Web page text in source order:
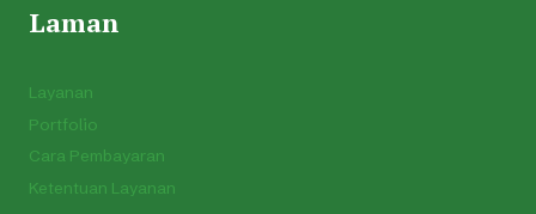
Laman
Layanan
Portfolio
Cara Pembayaran
Ketentuan Layanan